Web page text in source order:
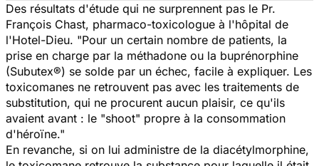
Des résultats d'étude qui ne surprennent pas le Pr.
François Chast, pharmaco-toxicologue à l'hôpital de
l'Hotel-Dieu. "Pour un certain nombre de patients, la
prise en charge par la méthadone ou la buprénorphine
(Subutex®) se solde par un échec, facile à expliquer. Les
toxicomanes ne retrouvent pas avec les traitements de
substitution, qui ne procurent aucun plaisir, ce qu'ils
avaient avant : le "shoot" propre à la consommation
d'héroïne."
En revanche, si on lui administre de la diacétylmorphine,